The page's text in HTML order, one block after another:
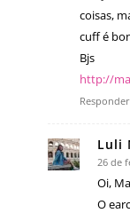
coisas,
cuff é
Bjs
http://
Responder
Luli
26 de
Oi,
O